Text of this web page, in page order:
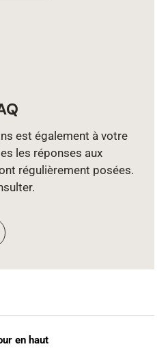
est également à votre
les réponses aux
régulièrement posées.
en haut